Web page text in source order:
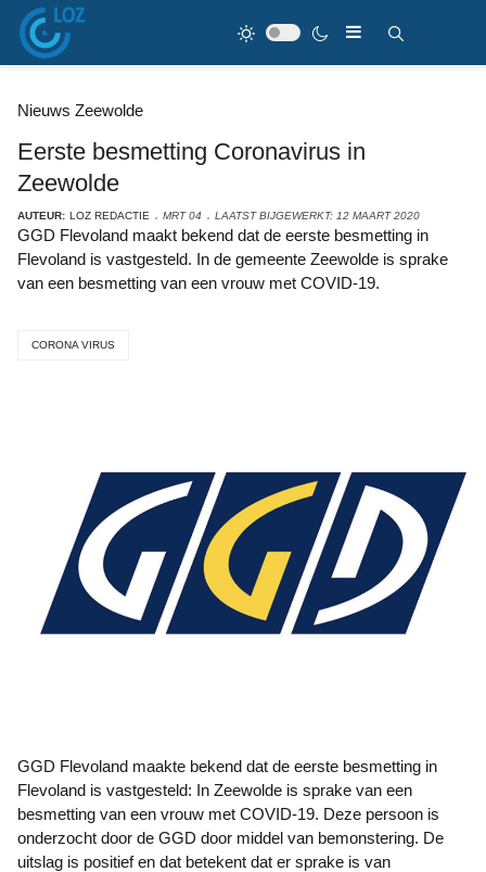
Nieuws Zeewolde
Eerste besmetting Coronavirus in
Zeewolde
AUTEUR: LOZ REDACTIE MRT 04 LAATST BIJGEWERKT: 12 MAART 2020
GGD Flevoland maakt bekend dat de eerste besmetting in
Flevoland is vastgesteld. In de gemeente Zeewolde is sprake
van een besmetting van een vrouw met COVID-19.
CORONA VIRUS
GGD Flevoland maakte bekend dat de eerste besmetting in
Flevoland is vastgesteld: In Zeewolde is sprake van een
besmetting van een vrouw met COVID-19. Deze persoon is
onderzocht door de GGD door middel van bemonstering. De
uitslag is positief en dat betekent dat er sprake is van